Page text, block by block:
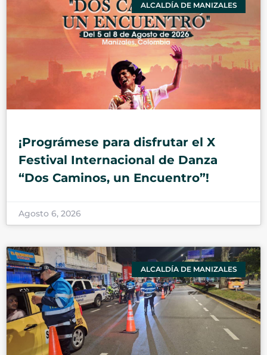
ALCALDÍA DE MANIZALES
¡Prográmese para disfrutar el X
Festival Internacional de Danza
“Dos Caminos, un Encuentro”!
Agosto 6, 2026
ALCALDÍA DE MANIZALES